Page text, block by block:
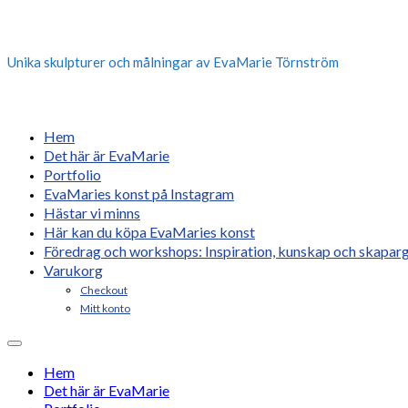
Unika skulpturer och målningar av EvaMarie Törnström
Hem
Det här är EvaMarie
Portfolio
EvaMaries konst på Instagram
Hästar vi minns
Här kan du köpa EvaMaries konst
Föredrag och workshops: Inspiration, kunskap och
Varukorg
Checkout
Mitt konto
Hem
Det här är EvaMarie